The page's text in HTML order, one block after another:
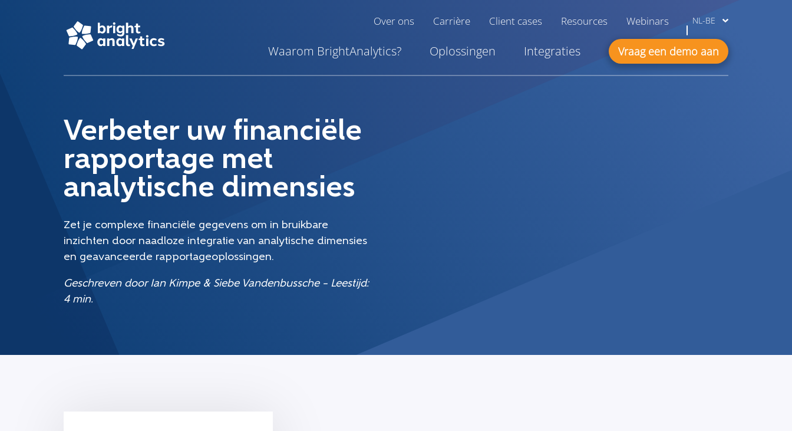
Over ons Carrière Client cases Resources Webinars NL-BE
Waarom BrightAnalytics? Oplossingen Integraties Vraag een demo aan
Verbeter uw financiële
rapportage met
analytische dimensies
Zet je complexe financiële gegevens om in bruikbare
inzichten door naadloze integratie van analytische dimensies
en geavanceerde rapportageoplossingen.
Geschreven door Ian Kimpe & Siebe Vandenbussche – Leestijd:
4 min.